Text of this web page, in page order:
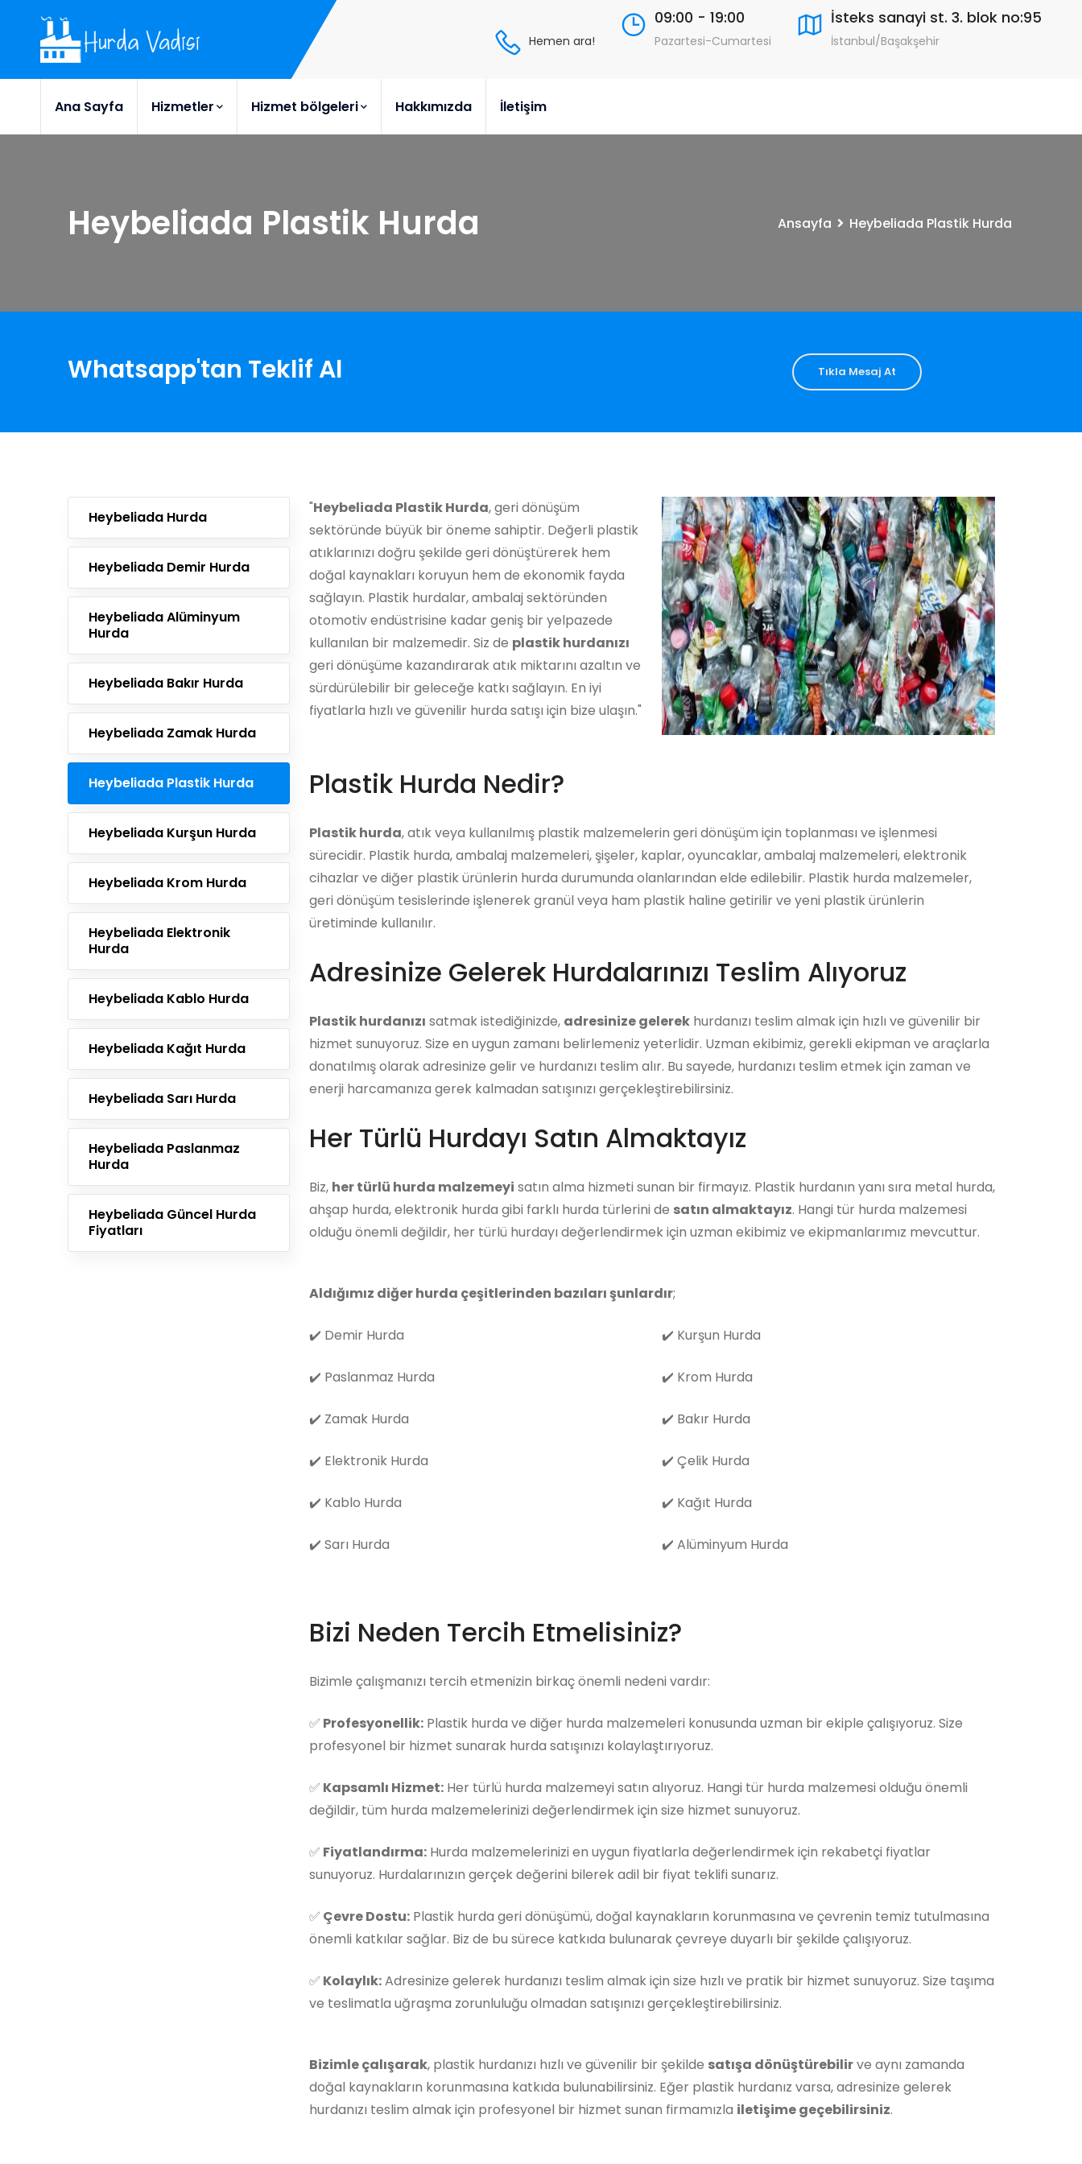
Hemen ara!
09:00 - 19:00
Pazartesi-Cumartesi
İsteks sanayi st. 3. blok no:95
İstanbul/Başakşehir
Ana Sayfa Hizmetler Hizmet bölgeleri Hakkımızda İletişim
Heybeliada Plastik Hurda Ansayfa Heybeliada Plastik Hurda
Whatsapp'tan Teklif Al Tıkla Mesaj At
Heybeliada Hurda
Heybeliada Demir Hurda
Heybeliada Alüminyum
Hurda
Heybeliada Bakır Hurda
Heybeliada Zamak Hurda
Heybeliada Plastik Hurda
Heybeliada Kurşun Hurda
Heybeliada Krom Hurda
Heybeliada Elektronik
Hurda
Heybeliada Kablo Hurda
Heybeliada Kağıt Hurda
Heybeliada Sarı Hurda
Heybeliada Paslanmaz
Hurda
Heybeliada Güncel Hurda
Fiyatları
"Heybeliada Plastik Hurda, geri dönüşüm
sektöründe büyük bir öneme sahiptir. Değerli plastik
atıklarınızı doğru şekilde geri dönüştürerek hem
doğal kaynakları koruyun hem de ekonomik fayda
sağlayın. Plastik hurdalar, ambalaj sektöründen
otomotiv endüstrisine kadar geniş bir yelpazede
kullanılan bir malzemedir. Siz de plastik hurdanızı
geri dönüşüme kazandırarak atık miktarını azaltın ve
sürdürülebilir bir geleceğe katkı sağlayın. En iyi
fiyatlarla hızlı ve güvenilir hurda satışı için bize ulaşın."
Plastik Hurda Nedir?
Plastik hurda, atık veya kullanılmış plastik malzemelerin geri dönüşüm için toplanması ve işlenmesi
sürecidir. Plastik hurda, ambalaj malzemeleri, şişeler, kaplar, oyuncaklar, ambalaj malzemeleri, elektronik
cihazlar ve diğer plastik ürünlerin hurda durumunda olanlarından elde edilebilir. Plastik hurda malzemeler,
geri dönüşüm tesislerinde işlenerek granül veya ham plastik haline getirilir ve yeni plastik ürünlerin
üretiminde kullanılır.
Adresinize Gelerek Hurdalarınızı Teslim Alıyoruz
Plastik hurdanızı satmak istediğinizde, adresinize gelerek hurdanızı teslim almak için hızlı ve güvenilir bir
hizmet sunuyoruz. Size en uygun zamanı belirlemeniz yeterlidir. Uzman ekibimiz, gerekli ekipman ve araçlarla
donatılmış olarak adresinize gelir ve hurdanızı teslim alır. Bu sayede, hurdanızı teslim etmek için zaman ve
enerji harcamanıza gerek kalmadan satışınızı gerçekleştirebilirsiniz.
Her Türlü Hurdayı Satın Almaktayız
Biz, her türlü hurda malzemeyi satın alma hizmeti sunan bir firmayız. Plastik hurdanın yanı sıra metal hurda,
ahşap hurda, elektronik hurda gibi farklı hurda türlerini de satın almaktayız. Hangi tür hurda malzemesi
olduğu önemli değildir, her türlü hurdayı değerlendirmek için uzman ekibimiz ve ekipmanlarımız mevcuttur.
Aldığımız diğer hurda çeşitlerinden bazıları şunlardır;
✔️ Demir Hurda
✔️ Paslanmaz Hurda
✔️ Zamak Hurda
✔️ Elektronik Hurda
✔️ Kablo Hurda
✔️ Sarı Hurda
✔️ Kurşun Hurda
✔️ Krom Hurda
✔️ Bakır Hurda
✔️ Çelik Hurda
✔️ Kağıt Hurda
✔️ Alüminyum Hurda
Bizi Neden Tercih Etmelisiniz?
Bizimle çalışmanızı tercih etmenizin birkaç önemli nedeni vardır:
✅ Profesyonellik: Plastik hurda ve diğer hurda malzemeleri konusunda uzman bir ekiple çalışıyoruz. Size
profesyonel bir hizmet sunarak hurda satışınızı kolaylaştırıyoruz.
✅ Kapsamlı Hizmet: Her türlü hurda malzemeyi satın alıyoruz. Hangi tür hurda malzemesi olduğu önemli
değildir, tüm hurda malzemelerinizi değerlendirmek için size hizmet sunuyoruz.
✅ Fiyatlandırma: Hurda malzemelerinizi en uygun fiyatlarla değerlendirmek için rekabetçi fiyatlar
sunuyoruz. Hurdalarınızın gerçek değerini bilerek adil bir fiyat teklifi sunarız.
✅ Çevre Dostu: Plastik hurda geri dönüşümü, doğal kaynakların korunmasına ve çevrenin temiz tutulmasına
önemli katkılar sağlar. Biz de bu sürece katkıda bulunarak çevreye duyarlı bir şekilde çalışıyoruz.
✅ Kolaylık:Adresinize gelerek hurdanızı teslim almak için size hızlı ve pratik bir hizmet sunuyoruz. Size taşıma
ve teslimatla uğraşma zorunluluğu olmadan satışınızı gerçekleştirebilirsiniz.
Bizimle çalışarak, plastik hurdanızı hızlı ve güvenilir bir şekilde satışa dönüştürebilirve aynı zamanda
doğal kaynakların korunmasına katkıda bulunabilirsiniz. Eğer plastik hurdanız varsa, adresinize gelerek
hurdanızı teslim almak için profesyonel bir hizmet sunan firmamızla iletişime geçebilirsiniz.